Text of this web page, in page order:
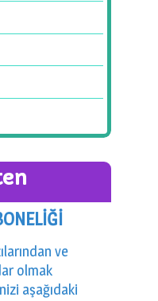
ve
olmak
aşağıdaki